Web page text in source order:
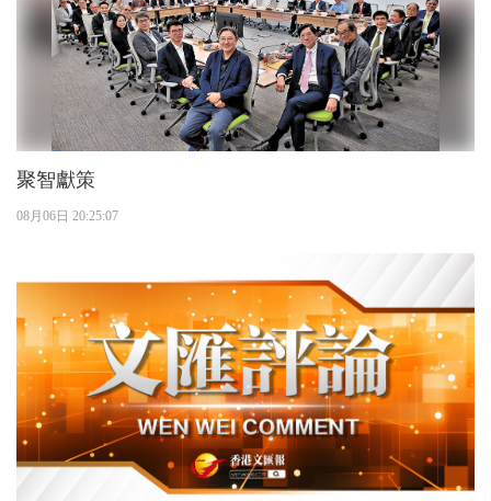
聚智獻策
08月06日 20:25:07